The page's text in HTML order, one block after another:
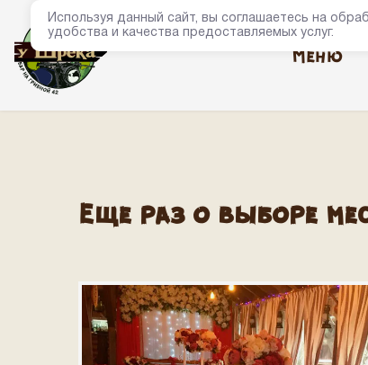
Меню
Еще раз о выборе
Используя данный сайт, вы соглашаетесь на
удобства и качества предоставляемых услуг.